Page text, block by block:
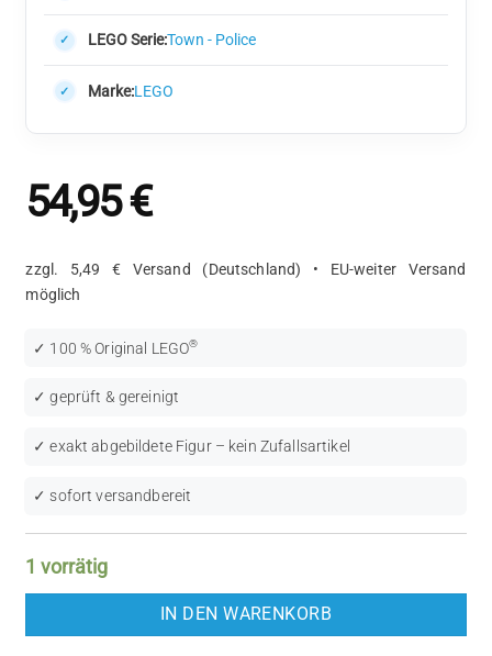
LEGO Serie:Town - Police
Marke:LEGO
54,95€
zzgl. 5,49 € Versand (Deutschland) • EU-weiter Versand
möglich
✓ 100 % Original LEGO®
✓ geprüft & gereinigt
✓ exakt abgebildete Figur – kein Zufallsartikel
✓ sofort versandbereit
1 vorrätig
IN DEN WARENKORB